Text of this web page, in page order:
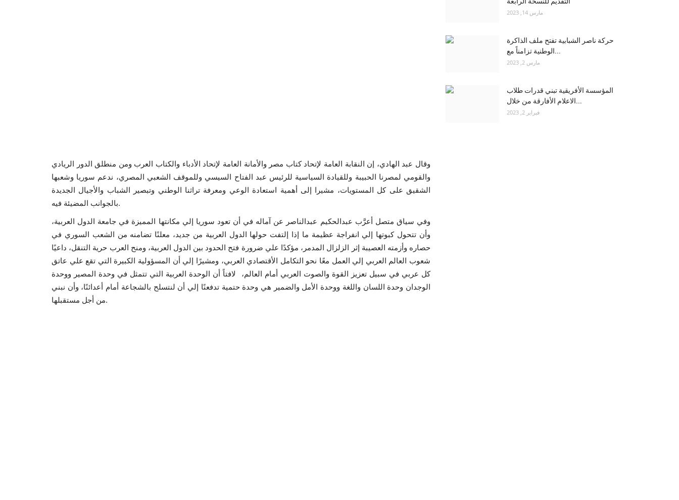
وقال عبد الهادي، إن النقابة العامة لإتحاد كتاب مصر والأمانة العامة لإتحاد الأدباء والكتاب العرب ومن منطلق الدور الريادي
والقومي لمصرنا الحبيبة وللقيادة السياسية للرئيس عبد الفتاح السيسي وللموقف الشعبي المصري، ندعم سوريا وشعبها
الشقيق على كل المستويات، مشيرا إلى أهمية استعادة الوعي ومعرفة تراثنا الوطني وتبصير الشباب والأجيال الجديدة
بالجوانب المضيئة فيه.
وفي سياق متصل أعرَّب عبدالحكيم عبدالناصر عن آماله في أن تعود سوريا إلي مكانتها المميزة في جامعة الدول العربية،
وأن تتحول كبوتها إلي انفراجة عظيمة ما إذا إلتفت حولها الدول العربية من جديد، معلنًا تضامنه من الشعب السوري في
حصاره وأزمته العصيبة إثر الزلزال المدمر، مؤكدًا علي ضرورة فتح الحدود بين الدول العربية، ومنح العرب حرية التنقل، داعيًا
شعوب العالم العربي إلي العمل معًا نحو التكامل الأقتصادي العربي، ومشيرًا إلي أن المسؤولية الكبيرة التي تقع علي عاتق
كل عربي في سبيل تعزيز القوة والصوت العربي أمام العالم، لافتاً أن الوحدة العربية التي تتمثل في وحدة المصير ووحدة
الوجدان وحدة اللسان واللغة ووحدة الأمل والضمير هي وحدة حتمية تدفعنًا إلي أن لنتسلح بالشجاعة أمام أعدائنًا، وأن نبني
من أجل مستقبلها.
مارس 14, 2023
حركة ناصر الشبابية تفتح ملف الذاكرة
الوطنية تزامناً مع...
مارس 2, 2023
المؤسسة الأفريقية تبني قدرات طلاب
الاعلام الأفارقة من خلال...
فبراير 2, 2023